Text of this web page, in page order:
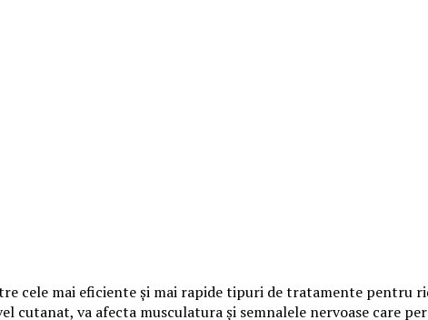
cele mai eficiente şi mai rapide tipuri de tratamente pentru
va afecta musculatura şi semnalele nervoase care